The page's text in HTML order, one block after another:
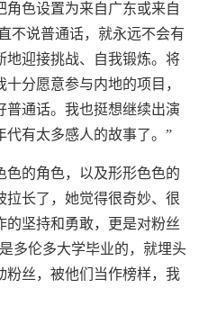
色设置为来自广东或来自
不说普通话，就永远不会有
地迎接挑战、自我锻炼。将
分愿意参与内地的项目，
普通话。我也挺想继续出演
代有太多感人的故事了。”
色的角色，以及形形色色的
拉长了，她觉得很奇妙、很
的坚持和勇敢，更是对粉丝
多伦多大学毕业的，就埋头
粉丝，被他们当作榜样，我